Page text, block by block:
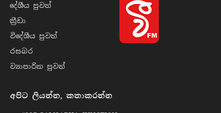
දේශීය පුව​ත්
ක්‍රී​ඩා
විදේශීය පුව​ත්
රසබ​ර
ව්‍යාපාරික පුව​ත්
අපිට ලියන්න, කතාකරන්න